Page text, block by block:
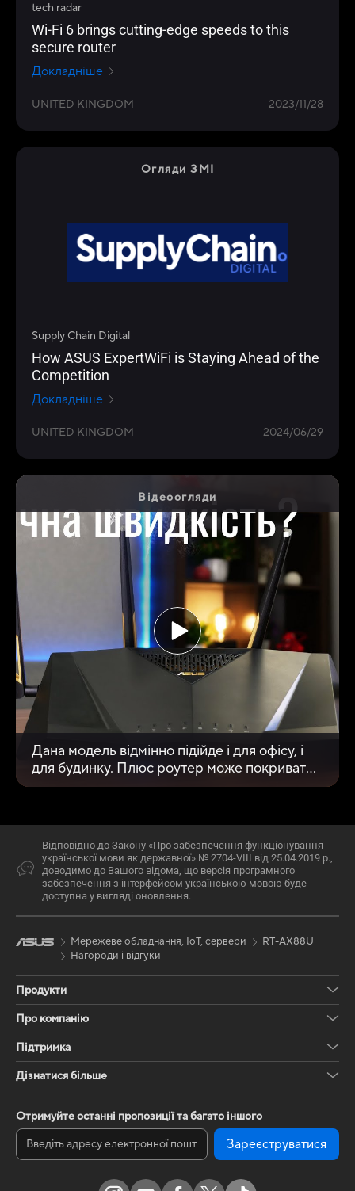
tech radar
Wi-Fi 6 brings cutting-edge speeds to this
secure router
Докладніше
UNITED KINGDOM 2023/11/28
Огляди ЗМІ
Supply Chain Digital
How ASUS ExpertWiFi is Staying Ahead of the
Competition
Докладніше
UNITED KINGDOM 2024/06/29
Відеоогляди
Дана модель відмінно підійде і для офісу, і
для будинку. Плюс роутер може покривати
величезні площі завдяки підтримці AiMesh
Відповідно до Закону «Про забезпечення функціонування
української мови як державної» № 2704-VIII від 25.04.2019 р.,
доводимо до Вашого відома, що версія програмного
забезпечення з інтерфейсом українською мовою буде
доступна у вигляді оновлення.
Мережеве обладнання, IoT, сервери
RT-AX88U
Нагороди і відгуки
Продукти
Про компанію
Підтримка
Дізнатися більше
Отримуйте останні пропозиції та багато іншого
Зареєструватися